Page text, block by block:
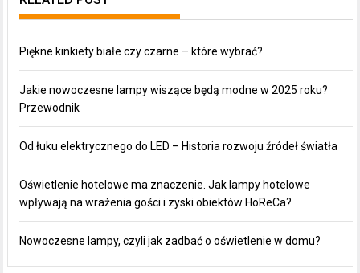
Piękne kinkiety białe czy czarne – które wybrać?
Jakie nowoczesne lampy wiszące będą modne w 2025 roku?
Przewodnik
Od łuku elektrycznego do LED – Historia rozwoju źródeł światła
Oświetlenie hotelowe ma znaczenie. Jak lampy hotelowe
wpływają na wrażenia gości i zyski obiektów HoReCa?
Nowoczesne lampy, czyli jak zadbać o oświetlenie w domu?